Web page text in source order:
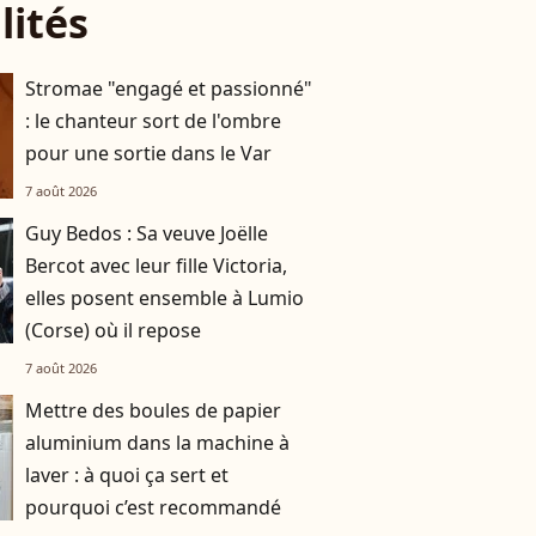
Stromae "engagé et passionné"
: le chanteur sort de l'ombre
pour une sortie dans le Var
7 août 2026
Guy Bedos : Sa veuve Joëlle
Bercot avec leur fille Victoria,
elles posent ensemble à Lumio
(Corse) où il repose
7 août 2026
Mettre des boules de papier
aluminium dans la machine à
laver : à quoi ça sert et
pourquoi c’est recommandé